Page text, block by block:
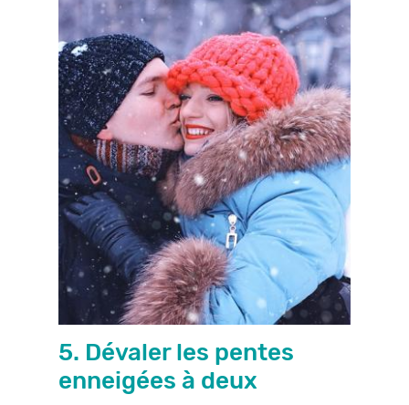
5. Dévaler les pentes
enneigées à deux